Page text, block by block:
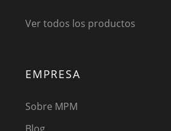
Ver todos los productos
EMPRESA
Sobre MPM